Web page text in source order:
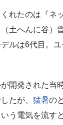
れたのは『ネ
土へんに谷）
ルは6代目。
が開発された
たが、 猛暑の
う電気を流す